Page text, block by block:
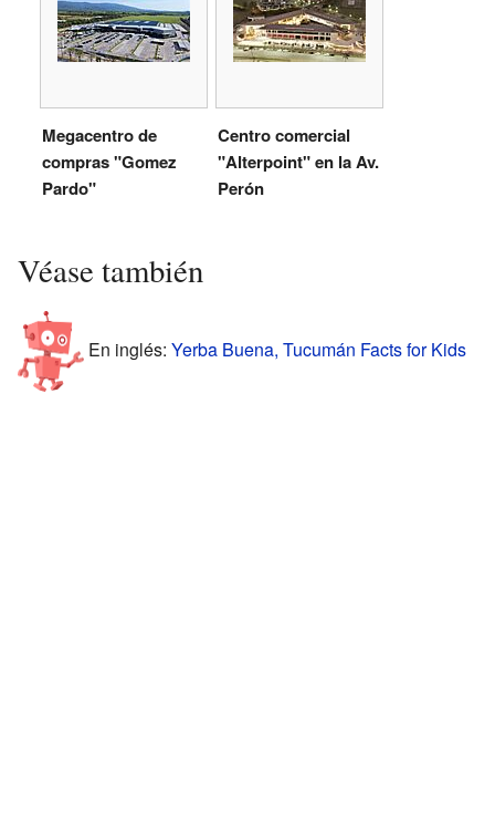
Megacentro de
compras "Gomez
Pardo"
Centro comercial
"Alterpoint" en la Av.
Perón
Véase también
En inglés: Yerba Buena, Tucumán Facts for Kids